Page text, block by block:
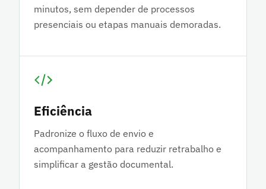
minutos, sem depender de processos
presenciais ou etapas manuais demoradas.
Eficiência
Padronize o fluxo de envio e
acompanhamento para reduzir retrabalho e
simplificar a gestão documental.